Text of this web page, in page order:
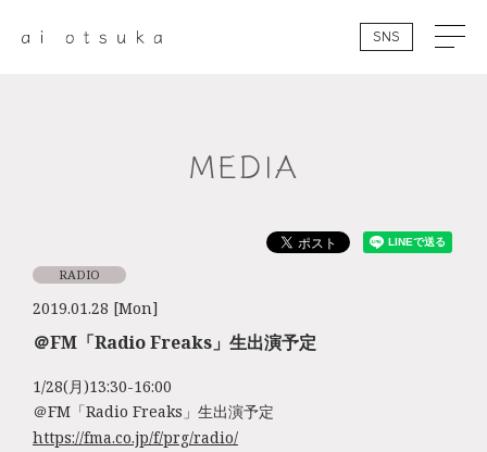
SNS
MEDIA
2019.01.28 [Mon]
RADIO
＠FM「Radio Freaks」生出演予定
1/28(月)13:30-16:00
＠FM「Radio Freaks」生出演予定
https://fma.co.jp/f/prg/radio/